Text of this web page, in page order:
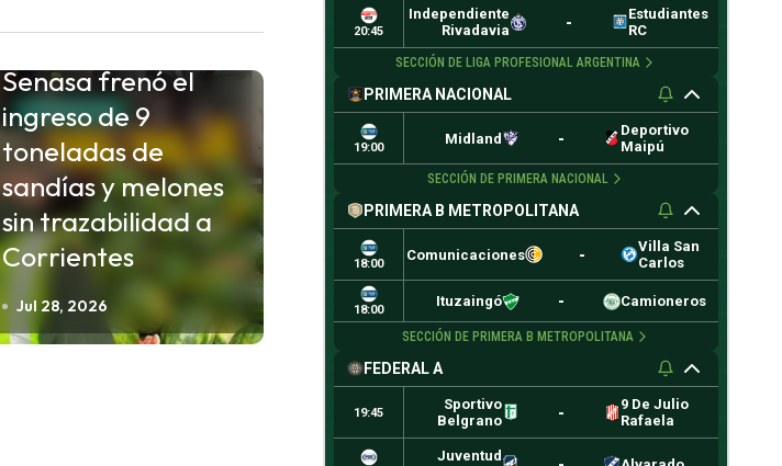
CORRIENTES
Senasa frenó el
ingreso de 9
toneladas de
sandías y melones
sin trazabilidad a
Corrientes
Jul 28, 2026